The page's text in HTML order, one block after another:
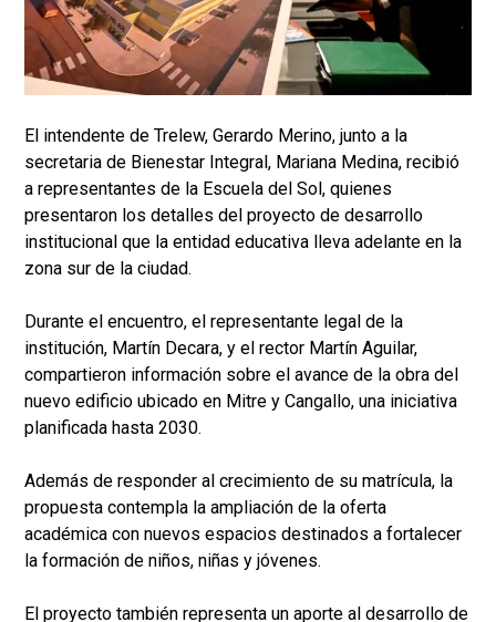
El intendente de Trelew, Gerardo Merino, junto a la
secretaria de Bienestar Integral, Mariana Medina, recibió
a representantes de la Escuela del Sol, quienes
presentaron los detalles del proyecto de desarrollo
institucional que la entidad educativa lleva adelante en la
zona sur de la ciudad.
Durante el encuentro, el representante legal de la
institución, Martín Decara, y el rector Martín Aguilar,
compartieron información sobre el avance de la obra del
nuevo edificio ubicado en Mitre y Cangallo, una iniciativa
planificada hasta 2030.
Además de responder al crecimiento de su matrícula, la
propuesta contempla la ampliación de la oferta
académica con nuevos espacios destinados a fortalecer
la formación de niños, niñas y jóvenes.
El proyecto también representa un aporte al desarrollo de